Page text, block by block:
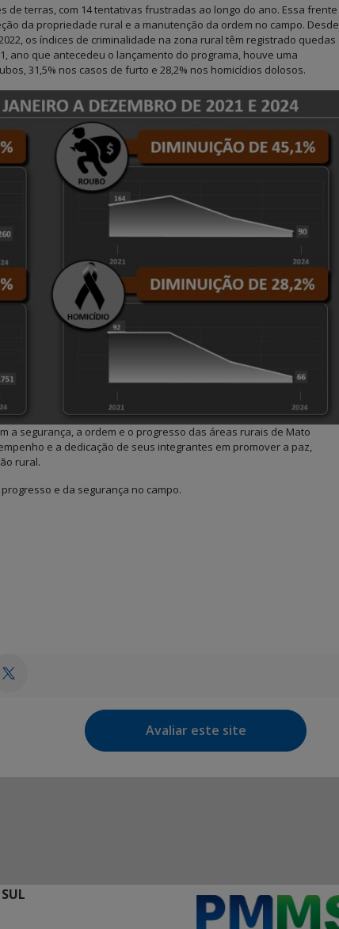
de terras, com 14 tentativas frustradas ao longo do ano. Essa frente
da propriedade rural e a manutenção da ordem no campo. Desde
os índices de criminalidade na zona rural têm registrado quedas
ano que antecedeu o lançamento do programa, houve uma
31,5% nos casos de furto e 28,2% nos homicídios dolosos.
a segurança, a ordem e o progresso das áreas rurais de Mato
e a dedicação de seus integrantes em promover a paz,
rural.
e da segurança no campo.
Avaliar este site